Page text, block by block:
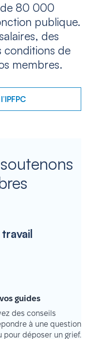
de 80 000
publique.
des
conditions de
membres.
guides
des conseils
à une question
déposer un grief.